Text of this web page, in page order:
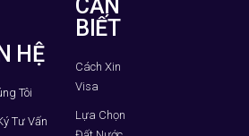
HỆ
Tôi
Tư Vấn
CẦN
BIẾT
Cách Xin
Visa
Lựa Chọn